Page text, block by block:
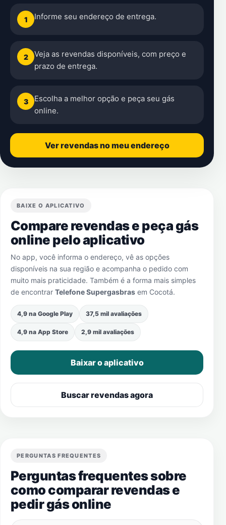
1 Informe seu endereço de entrega.
2
Veja as revendas disponíveis, com preço e
prazo de entrega.
3
Escolha a melhor opção e peça seu gás
online.
Ver revendas no meu endereço
BAIXE O APLICATIVO
Compare revendas e peça gás
online pelo aplicativo
No app, você informa o endereço, vê as opções
disponíveis na sua região e acompanha o pedido com
muito mais praticidade. Também é a forma mais simples
de encontrar Telefone Supergasbras em Cocotá.
4,9 na Google Play 37,5 mil avaliações
4,9 na App Store 2,9 mil avaliações
Baixar o aplicativo
Buscar revendas agora
PERGUNTAS FREQUENTES
Perguntas frequentes sobre
como comparar revendas e
pedir gás online